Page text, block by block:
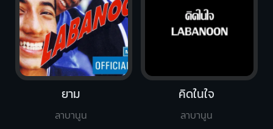
คิดในใจ
ลาบานูน
ยาม
ลาบานูน